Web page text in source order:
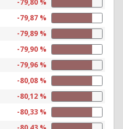
-79,80 %
-79,87 %
-79,89 %
-79,90 %
-79,96 %
-80,08 %
-80,12 %
-80,33 %